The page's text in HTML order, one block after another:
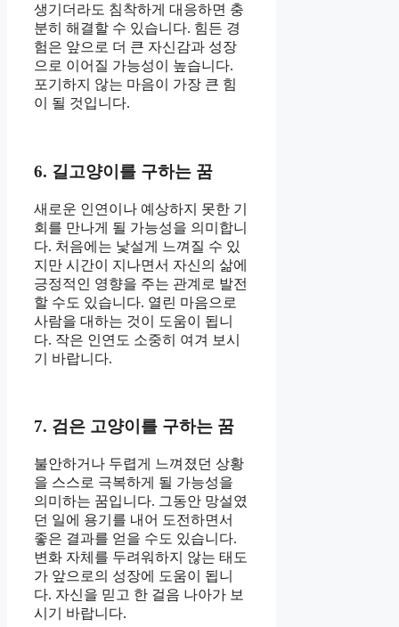
생기더라도 침착하게 대응하면 충
분히 해결할 수 있습니다. 힘든 경
험은 앞으로 더 큰 자신감과 성장
으로 이어질 가능성이 높습니다.
포기하지 않는 마음이 가장 큰 힘
이 될 것입니다.
6. 길고양이를 구하는 꿈
새로운 인연이나 예상하지 못한 기
회를 만나게 될 가능성을 의미합니
다. 처음에는 낯설게 느껴질 수 있
지만 시간이 지나면서 자신의 삶에
긍정적인 영향을 주는 관계로 발전
할 수도 있습니다. 열린 마음으로
사람을 대하는 것이 도움이 됩니
다. 작은 인연도 소중히 여겨 보시
기 바랍니다.
7. 검은 고양이를 구하는 꿈
불안하거나 두렵게 느껴졌던 상황
을 스스로 극복하게 될 가능성을
의미하는 꿈입니다. 그동안 망설였
던 일에 용기를 내어 도전하면서
좋은 결과를 얻을 수도 있습니다.
변화 자체를 두려워하지 않는 태도
가 앞으로의 성장에 도움이 됩니
다. 자신을 믿고 한 걸음 나아가 보
시기 바랍니다.